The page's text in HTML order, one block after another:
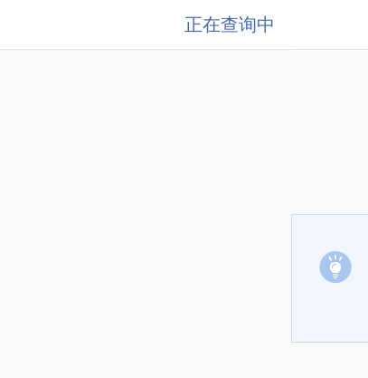
正在查询中